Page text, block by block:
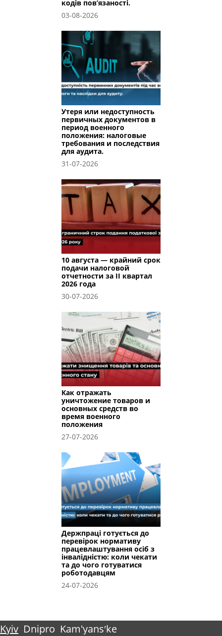
кодів пов’язаності.
03-08-2026
Утеря или недоступность
первичных документов в
период военного
положения: налоговые
требования и последствия
для аудита.
31-07-2026
10 августа — крайний срок
подачи налоговой
отчетности за II квартал
2026 года
30-07-2026
Как отражать
уничтожение товаров и
основных средств во
время военного
положения
27-07-2026
Держпраці готується до
перевірок нормативу
працевлаштування осіб з
інвалідністю: коли чекати
та до чого готуватися
роботодавцям
24-07-2026
Kyiv Dnipro Kam'yansʹke